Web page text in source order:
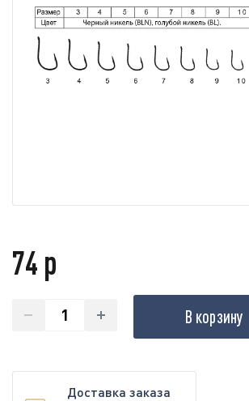
74 р
В корзину
Доставка заказа